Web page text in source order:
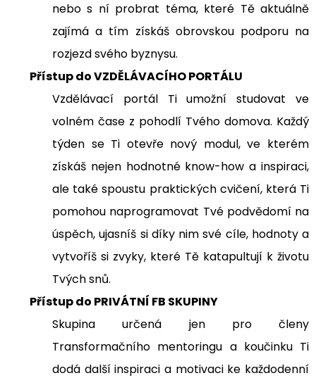
nebo s ní probrat téma, které Tě aktuálně
zajímá a tím získáš obrovskou podporu na
rozjezd svého byznysu.
Přístup do VZDĚLÁVACÍHO PORTÁLU
Vzdělávací portál Ti umožní studovat ve
volném čase z pohodlí Tvého domova. Každý
týden se Ti otevře nový modul, ve kterém
získáš nejen hodnotné know-how a inspiraci,
ale také spoustu praktických cvičení, která Ti
pomohou naprogramovat Tvé podvědomí na
úspěch, ujasníš si díky nim své cíle, hodnoty a
vytvoříš si zvyky, které Tě katapultují k životu
Tvých snů.
Přístup do PRIVÁTNÍ FB SKUPINY
Skupina určená jen pro členy
Transformačního mentoringu a koučinku Ti
dodá další inspiraci a motivaci ke každodenní